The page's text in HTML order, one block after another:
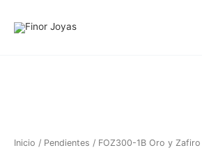
Inicio / Pendientes / FOZ300-1B Oro y Zafiro